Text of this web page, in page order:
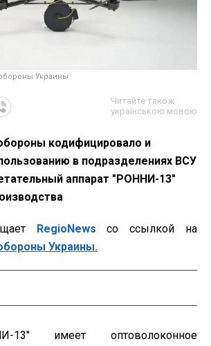
Украины
Читайте також
українською мовою
кодифицировало и
в подразделениях ВСУ
аппарат "РОННИ-13"
RegioNews со ссылкой на
Украины.
13" имеет оптоволоконное